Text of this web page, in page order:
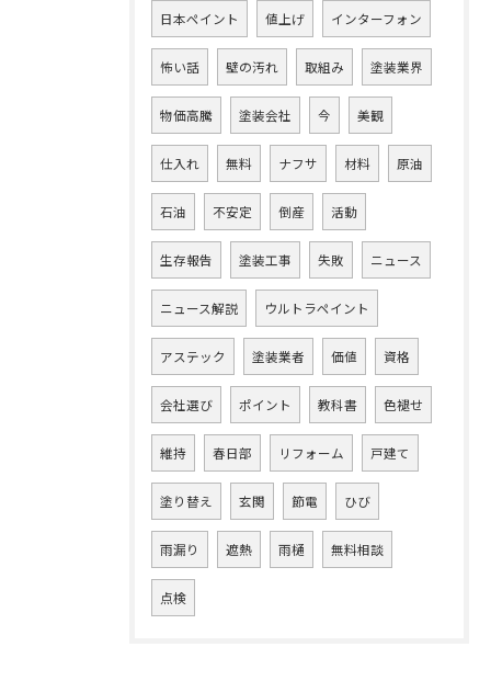
日本ペイント 値上げ インターフォン
怖い話 壁の汚れ 取組み 塗装業界
物価高騰 塗装会社 今 美観
仕入れ 無料 ナフサ 材料 原油
石油 不安定 倒産 活動
生存報告 塗装工事 失敗 ニュース
ニュース解説 ウルトラペイント
アステック 塗装業者 価値 資格
会社選び ポイント 教科書 色褪せ
維持 春日部 リフォーム 戸建て
塗り替え 玄関 節電 ひび
雨漏り 遮熱 雨樋 無料相談
点検